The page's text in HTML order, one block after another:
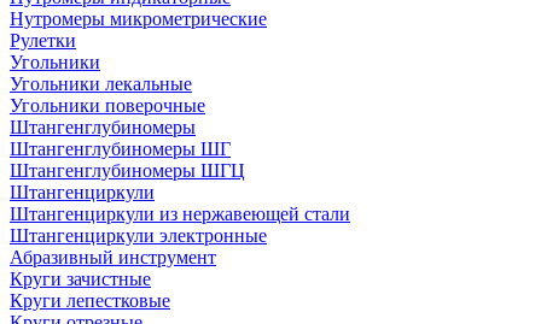
Нутромеры микрометрические
Рулетки
Угольники
Угольники лекальные
Угольники поверочные
Штангенглубиномеры
Штангенглубиномеры ШГ
Штангенглубиномеры ШГЦ
Штангенциркули
Штангенциркули из нержавеющей стали
Штангенциркули электронные
Абразивный инструмент
Круги зачистные
Круги лепестковые